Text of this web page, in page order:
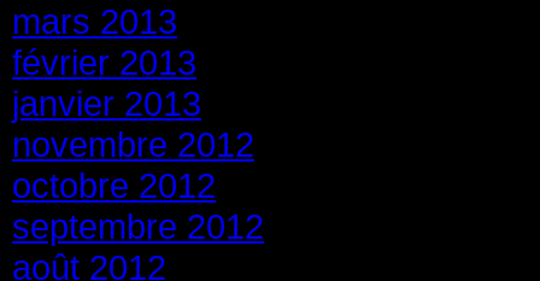
mars 2013
février 2013
janvier 2013
novembre 2012
octobre 2012
septembre 2012
août 2012